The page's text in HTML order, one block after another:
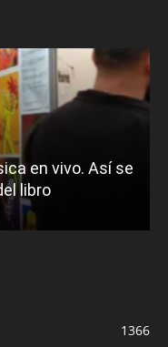
en vivo. Así se
libro
1366